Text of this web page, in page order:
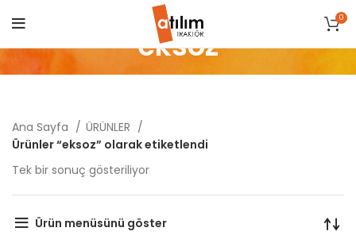
0
eksoz
Ana Sayfa
ÜRÜNLER
Ürünler “eksoz” olarak etiketlendi
Tek bir sonuç gösteriliyor
Ürün menüsünü göster